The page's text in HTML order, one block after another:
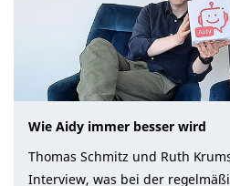
Wie Aidy immer besser wird
Thomas Schmitz und Ruth
Interview, was bei der